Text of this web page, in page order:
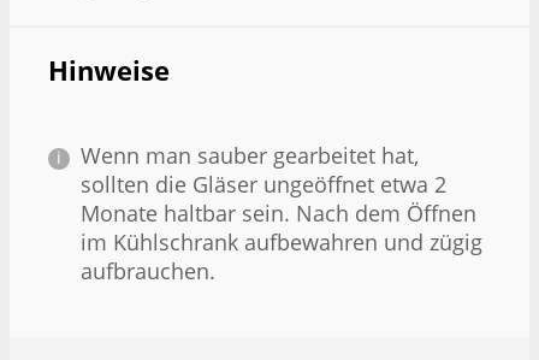
Hinweise
Wenn man sauber gearbeitet hat,
sollten die Gläser ungeöffnet etwa 2
Monate haltbar sein. Nach dem Öffnen
im Kühlschrank aufbewahren und zügig
aufbrauchen.